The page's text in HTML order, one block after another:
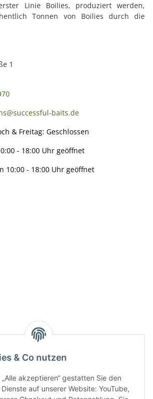
& Co nutzen
akzeptieren“ gestatten Sie den
auf unserer Website: YouTube,
Linie Boilies, produziert werden,
Tonnen von Boilies durch die
1
baits.de
& Freitag: Geschlossen
- 18:00 Uhr geöffnet
10:00 - 18:00 Uhr geöffnet